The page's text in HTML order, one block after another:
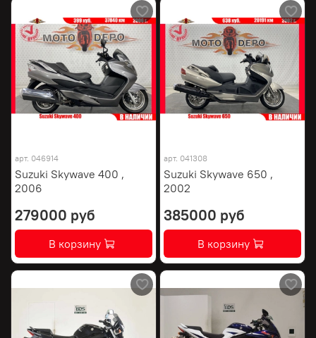
арт. 046914
Suzuki Skywave 400 ,
2006
279000 руб
В корзину
арт. 041308
Suzuki Skywave 650 ,
2002
385000 руб
В корзину